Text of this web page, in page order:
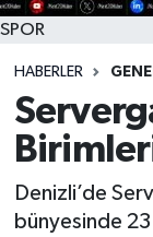
SPOR
HABERLER
Denizli’de
bünyesinde